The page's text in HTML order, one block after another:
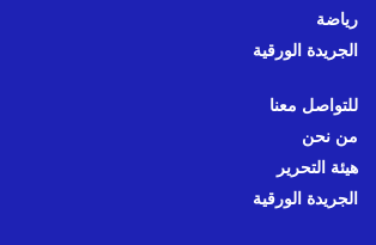
رياضة
الجريدة الورقية
للتواصل معنا
من نحن
هيئة التحرير
الجريدة الورقية